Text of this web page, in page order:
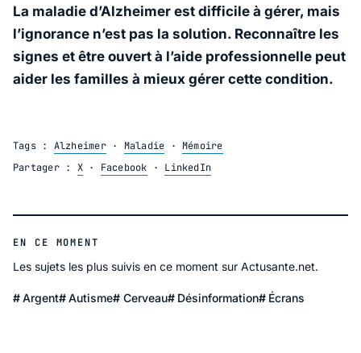
La maladie d’Alzheimer est difficile à gérer, mais
l’ignorance n’est pas la solution. Reconnaître les
signes et être ouvert à l’aide professionnelle peut
aider les familles à mieux gérer cette condition.
Tags : Alzheimer· Maladie ·Mémoire
Partager : X· Facebook · LinkedIn
EN CE MOMENT
Les sujets les plus suivis en ce moment sur Actusante.net.
Argent Autisme Cerveau Désinformation Écrans